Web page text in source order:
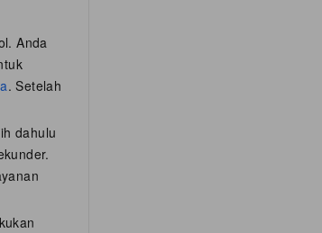
Anda
. Setelah
dahulu